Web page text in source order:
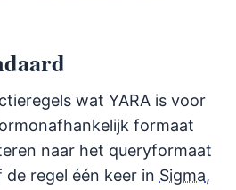
wat YARA is voor
formaat
naar het queryformaat
de regel één keer in Sigma,